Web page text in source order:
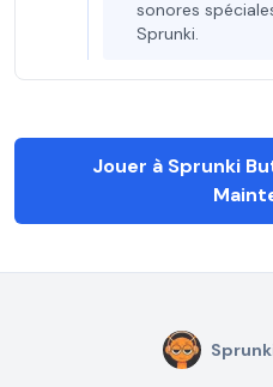
sonores
Sprunki.
Jouer à Sprunki